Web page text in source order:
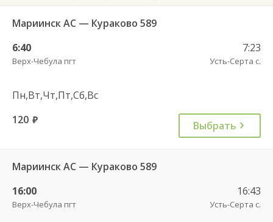
Мариинск АС — Кураково 589
6:40
Верх-Чебула пгт
7:23
Усть-Серта с.
Пн,Вт,Чт,Пт,Сб,Вс
120 руб. Выбрать
Мариинск АС — Кураково 589
16:00
Верх-Чебула пгт
16:43
Усть-Серта с.